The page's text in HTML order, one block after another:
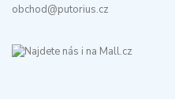
obchod@putorius.cz